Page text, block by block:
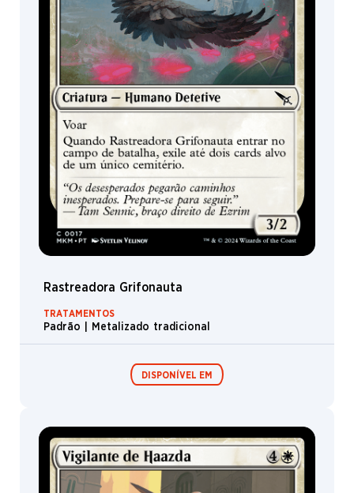
Rastreadora Grifonauta
TRATAMENTOS
Padrão | Metalizado tradicional
DISPONÍVEL EM
Expositor de
Booster /
Boosters de
Jogo
lançamento